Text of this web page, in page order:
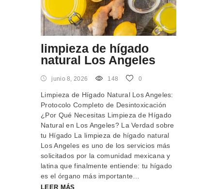
limpieza de hígado
natural Los Angeles
junio 8, 2026 148 0
Limpieza de Hígado Natural Los Angeles:
Protocolo Completo de Desintoxicación
¿Por Qué Necesitas Limpieza de Hígado
Natural en Los Angeles? La Verdad sobre
tu Hígado La limpieza de hígado natural
Los Angeles es uno de los servicios más
solicitados por la comunidad mexicana y
latina que finalmente entiende: tu hígado
es el órgano más importante…
LEER MÁS